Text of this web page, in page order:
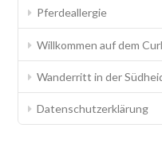
Pferdeallergie
Willkommen auf dem
Wanderritt in der
Datenschutzerklärung